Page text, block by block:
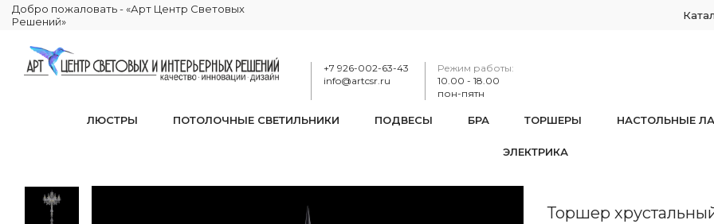
Добро пожаловать - «Арт Центр Световых
Решений»
+7 926-002-63-43
info@artcsr.ru
Режим работы:
10.00 - 18.00
пон-пятн
ЛЮСТРЫ ПОТОЛОЧНЫЕ СВЕТИЛЬНИКИ ПОДВЕСЫ БРА ТОРШЕРЫ НАСТОЛЬНЫЕ
ЭЛЕКТРИКА
Торшер хрустальный